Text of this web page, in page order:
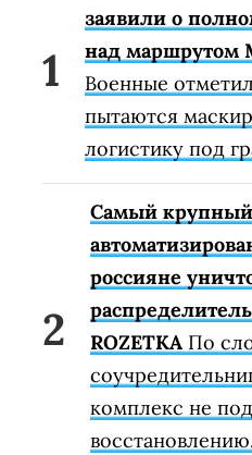
заявили о
над маршрутом
Военные
пытаются
логистику под
Самый крупный
россияне
ROZETKA По
комплекс не